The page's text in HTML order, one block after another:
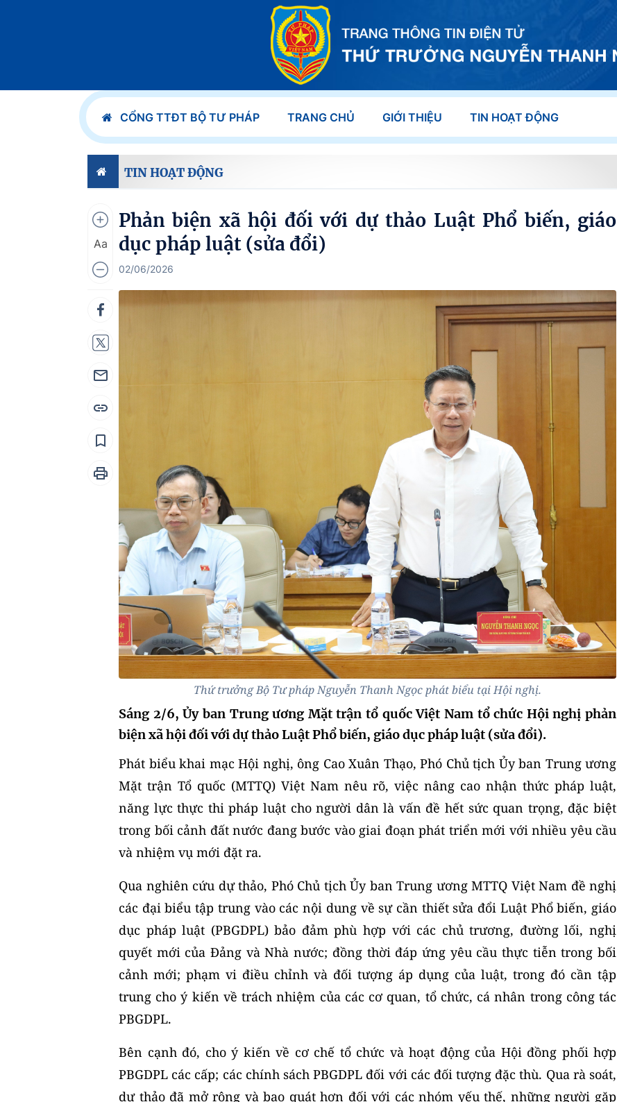
CỔNG TTĐT BỘ TƯ PHÁP TRANG CHỦ GIỚI THIỆU TIN HOẠT ĐỘNG
TIN HOẠT ĐỘNG
Aa
Phản biện xã hội đối với dự thảo Luật Phổ biến, giáo
dục pháp luật (sửa đổi)
02/06/2026
Thứ trưởng Bộ Tư pháp Nguyễn Thanh Ngọc phát biểu tại Hội nghị.
Sáng 2/6, Ủy ban Trung ương Mặt trận tổ quốc Việt Nam tổ chức Hội nghị phản
biện xã hội đối với dự thảo Luật Phổ biến, giáo dục pháp luật (sửa đổi).
Phát biểu khai mạc Hội nghị, ông Cao Xuân Thạo, Phó Chủ tịch Ủy ban Trung ương
Mặt trận Tổ quốc (MTTQ) Việt Nam nêu rõ, việc nâng cao nhận thức pháp luật,
năng lực thực thi pháp luật cho người dân là vấn đề hết sức quan trọng, đặc biệt
trong bối cảnh đất nước đang bước vào giai đoạn phát triển mới với nhiều yêu cầu
và nhiệm vụ mới đặt ra.
Qua nghiên cứu dự thảo, Phó Chủ tịch Ủy ban Trung ương MTTQ Việt Nam đề nghị
các đại biểu tập trung vào các nội dung về sự cần thiết sửa đổi Luật Phổ biến, giáo
dục pháp luật (PBGDPL) bảo đảm phù hợp với các chủ trương, đường lối, nghị
quyết mới của Đảng và Nhà nước; đồng thời đáp ứng yêu cầu thực tiễn trong bối
cảnh mới; phạm vi điều chỉnh và đối tượng áp dụng của luật, trong đó cần tập
trung cho ý kiến về trách nhiệm của các cơ quan, tổ chức, cá nhân trong công tác
PBGDPL.
Bên cạnh đó, cho ý kiến về cơ chế tổ chức và hoạt động của Hội đồng phối hợp
PBGDPL các cấp; các chính sách PBGDPL đối với các đối tượng đặc thù. Qua rà soát,
dự thảo đã mở rộng và bao quát hơn đối với các nhóm yếu thế, những người gặp